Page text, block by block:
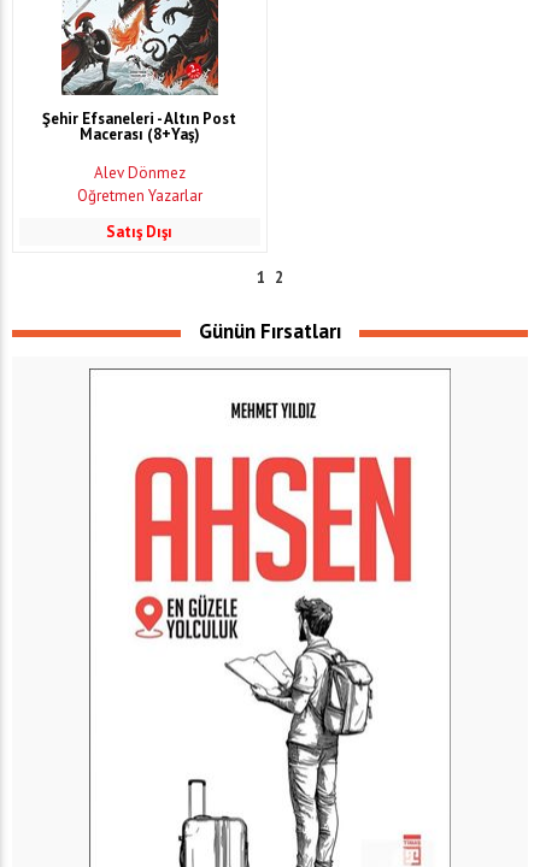
Şehir Efsaneleri - Altın Post
Macerası (8+Yaş)
Alev Dönmez
Öğretmen Yazarlar
Satış Dışı
1 2
Günün Fırsatları